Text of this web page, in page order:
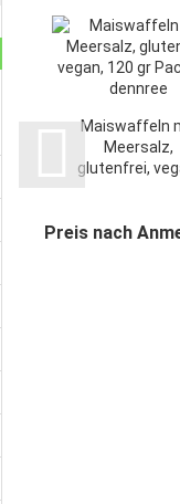
Maiswaffeln
Meersalz,
glutenfrei,
Preis nach